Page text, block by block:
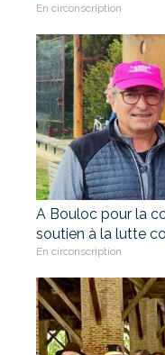
En circonscription
A Bouloc pour la
soutien à la lutte
En circonscription